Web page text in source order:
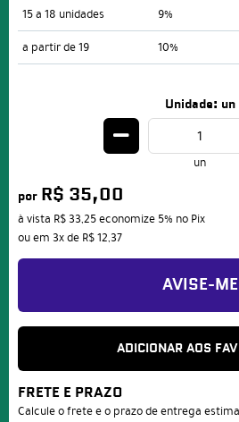
15 a 18 unidades
9%
a partir de 19
10%
Unidade: un
un
por R$ 35,00
à vista R$ 33,25economize 5% no Pix
ou em 3xde R$ 12,37
AVISE-ME
ADICIONAR AOS
FRETE E PRAZO
Calcule o frete e o prazo de entrega